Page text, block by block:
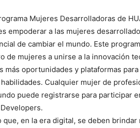
Mujeres Desarrolladoras de
empoderar a las mujeres
de cambiar el mundo. Este
de mujeres a unirse a la innovación
más oportunidades y plataformas
Cualquier mujer de
puede registrarse para participar
en la era digital, se deben brindar